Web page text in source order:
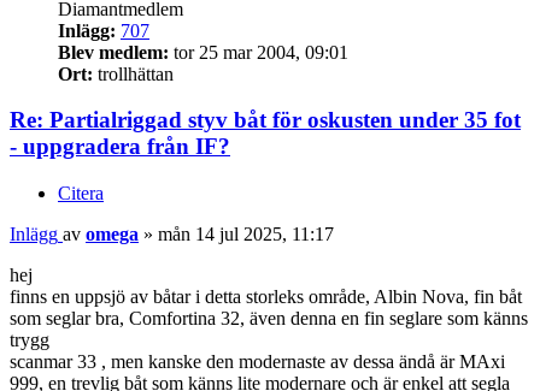
Diamantmedlem
Inlägg: 707
Blev medlem: tor 25 mar 2004, 09:01
Ort: trollhättan
Re: Partialriggad styv båt för oskusten under 35 fot
- uppgradera från IF?
Citera
Inlägg av omega » mån 14 jul 2025, 11:17
hej
finns en uppsjö av båtar i detta storleks område, Albin Nova, fin båt
som seglar bra, Comfortina 32, även denna en fin seglare som känns
trygg
scanmar 33 , men kanske den modernaste av dessa ändå är MAxi
999, en trevlig båt som känns lite modernare och är enkel att segla